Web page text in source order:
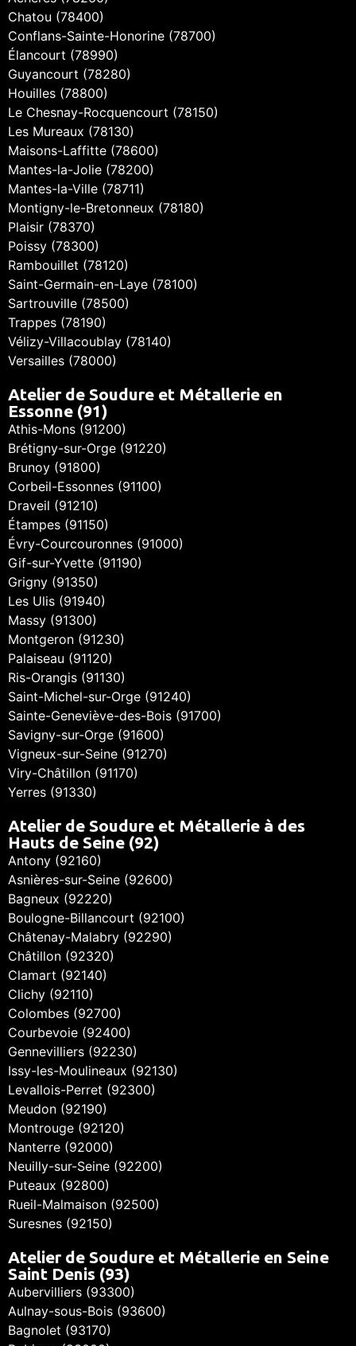
Chatou (78400)
Conflans-Sainte-Honorine (78700)
Élancourt (78990)
Guyancourt (78280)
Houilles (78800)
Le Chesnay-Rocquencourt (78150)
Les Mureaux (78130)
Maisons-Laffitte (78600)
Mantes-la-Jolie (78200)
Mantes-la-Ville (78711)
Montigny-le-Bretonneux (78180)
Plaisir (78370)
Poissy (78300)
Rambouillet (78120)
Saint-Germain-en-Laye (78100)
Sartrouville (78500)
Trappes (78190)
Vélizy-Villacoublay (78140)
Versailles (78000)
Atelier de Soudure et Métallerie en
Essonne (91)
Athis-Mons (91200)
Brétigny-sur-Orge (91220)
Brunoy (91800)
Corbeil-Essonnes (91100)
Draveil (91210)
Étampes (91150)
Évry-Courcouronnes (91000)
Gif-sur-Yvette (91190)
Grigny (91350)
Les Ulis (91940)
Massy (91300)
Montgeron (91230)
Palaiseau (91120)
Ris-Orangis (91130)
Saint-Michel-sur-Orge (91240)
Sainte-Geneviève-des-Bois (91700)
Savigny-sur-Orge (91600)
Vigneux-sur-Seine (91270)
Viry-Châtillon (91170)
Yerres (91330)
Atelier de Soudure et Métallerie à des
Hauts de Seine (92)
Antony (92160)
Asnières-sur-Seine (92600)
Bagneux (92220)
Boulogne-Billancourt (92100)
Châtenay-Malabry (92290)
Châtillon (92320)
Clamart (92140)
Clichy (92110)
Colombes (92700)
Courbevoie (92400)
Gennevilliers (92230)
Issy-les-Moulineaux (92130)
Levallois-Perret (92300)
Meudon (92190)
Montrouge (92120)
Nanterre (92000)
Neuilly-sur-Seine (92200)
Puteaux (92800)
Rueil-Malmaison (92500)
Suresnes (92150)
Atelier de Soudure et Métallerie en Seine
Saint Denis (93)
Aubervilliers (93300)
Aulnay-sous-Bois (93600)
Bagnolet (93170)